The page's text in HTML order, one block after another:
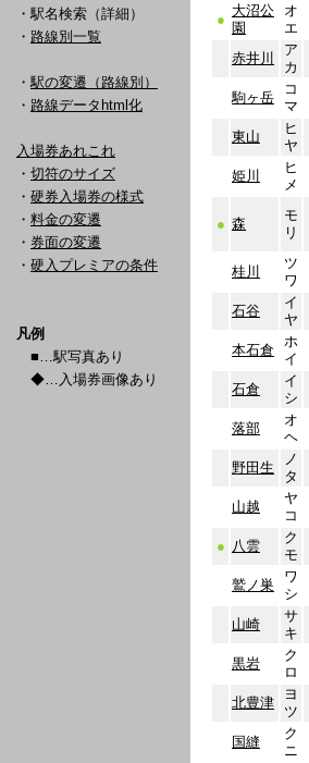
・駅名検索（詳細）
・ 路線別一覧
・ 駅の変遷（路線別）
・ 路線データhtml化
入場券あれこれ
・ 切符のサイズ
・ 硬券入場券の様式
・ 料金の変遷
・ 券面の変遷
・ 硬入プレミアの条件
凡例
■…駅写真あり
◆…入場券画像あり
●
大沼公
園
オ
エ
赤井川
ア
カ
駒ヶ岳
コ
マ
東山
ヒ
ヤ
姫川
ヒ
メ
● 森
モ
リ
桂川
ツ
ワ
石谷
イ
ヤ
本石倉
ホ
イ
石倉
イ
シ
落部
オ
ヘ
野田生
ノ
タ
山越
ヤ
コ
● 八雲
ク
モ
鷲ノ巣
ワ
シ
山崎
サ
キ
黒岩
ク
ロ
北豊津
ヨ
ツ
国縫
ク
ニ